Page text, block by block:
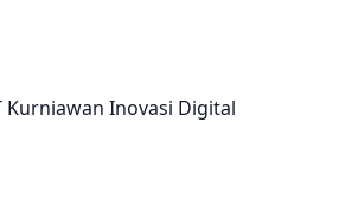
Kurniawan Inovasi Digital